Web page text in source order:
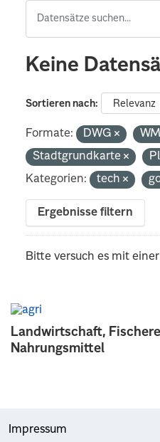
Landwirtschaft,
Nahrungsmittel
Keine
Sortieren nach
Formate: DWG
Stadtgrundkarte
Kategorien:
tech
Ergebnisse filtern
Bitte versuch es mit
Impressum